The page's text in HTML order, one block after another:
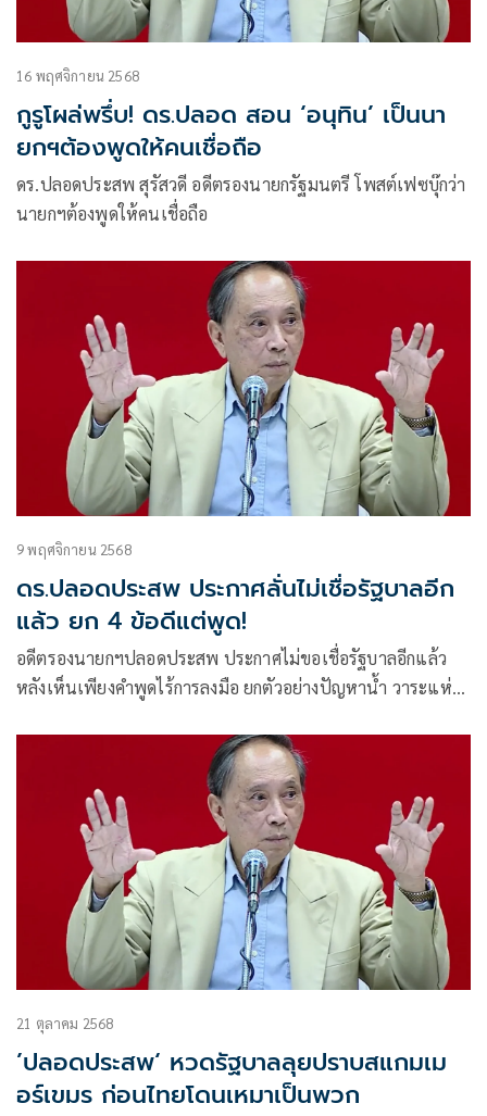
16 พฤศจิกายน 2568
กูรูโผล่พรึ่บ! ดร.ปลอด สอน ‘อนุทิน’ เป็นนา
ยกฯต้องพูดให้คนเชื่อถือ
ดร.ปลอดประสพ สุรัสวดี อดีตรองนายกรัฐมนตรี โพสต์เฟซบุ๊กว่า
นายกฯต้องพูดให้คนเชื่อถือ
9 พฤศจิกายน 2568
ดร.ปลอดประสพ ประกาศลั่นไม่เชื่อรัฐบาลอีก
แล้ว ยก 4 ข้อดีแต่พูด!
อดีตรองนายกฯปลอดประสพ ประกาศไม่ขอเชื่อรัฐบาลอีกแล้ว
หลังเห็นเพียงคำพูดไร้การลงมือ ยกตัวอย่างปัญหาน้ำ วาระแห่ง
เปรี้ยง!ดีแต่พูดและไม่ค่อยทำ
21 ตุลาคม 2568
’ปลอดประสพ‘ หวดรัฐบาลลุยปราบสแกมเม
อร์เขมร ก่อนไทยโดนเหมาเป็นพวก